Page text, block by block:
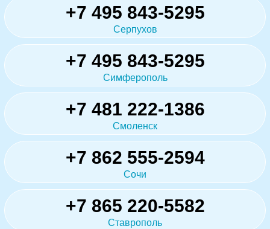
+7 495 843-5295
Серпухов
+7 495 843-5295
Симферополь
+7 481 222-1386
Смоленск
+7 862 555-2594
Сочи
+7 865 220-5582
Ставрополь